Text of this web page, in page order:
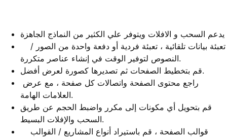
يدعم السحب و الافلات ويتوفر علي الكثير من النماذج الجاهزة
النصوص لتوفير الوقت في إنشاء عناصر متكررة.
قم بتخطيط الصفحات ثم تصديرها كصورة لعرض أفضل.
العلامات الهامة.
قم بتحويل أي مكونات إلى مكرر واضبط الحجم عن طريق
السحب والإفلات البسيط.